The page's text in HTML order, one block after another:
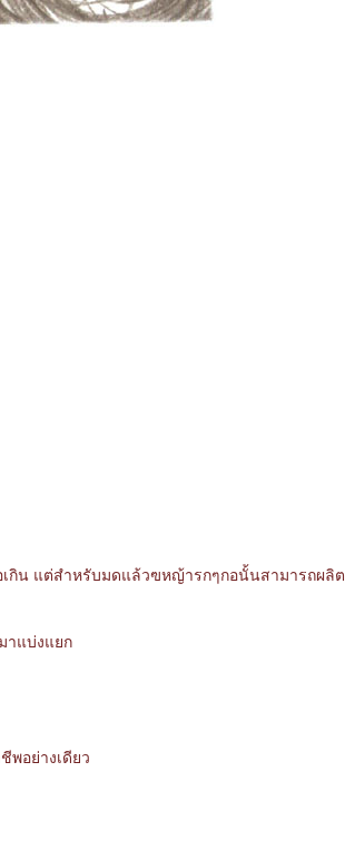
กิน แต่สำหรับมดแล้วฃหญ้ารกๆกอนั้นสามารถผลิต
าแบ่งแยก
พอย่างเดียว